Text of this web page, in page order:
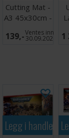
Cutting Mat -
A3 45x30cm -
Sort
139,-Ventes inn
30.09.2026 1
Legg i